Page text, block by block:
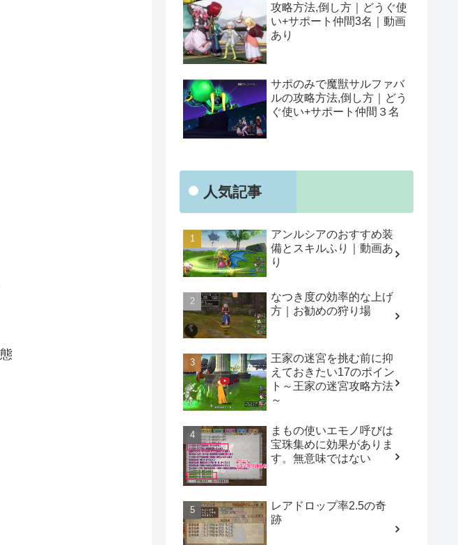
攻略方法,倒し方｜どうぐ使
い+サポート仲間3名｜動画
あり
サポのみで魔獣サルファバ
ルの攻略方法,倒し方｜どう
ぐ使い+サポート仲間３名
人気記事
アンルシアのおすすめ装
備とスキルふり｜動画あ
り
なつき度の効率的な上げ
方｜お勧めの狩り場
王家の迷宮を挑む前に抑
えておきたい17のポイン
ト～王家の迷宮攻略方法
～
まもの使いエモノ呼びは
宝珠集めに効果がありま
す。無意味ではない
レアドロップ率2.5の奇
跡